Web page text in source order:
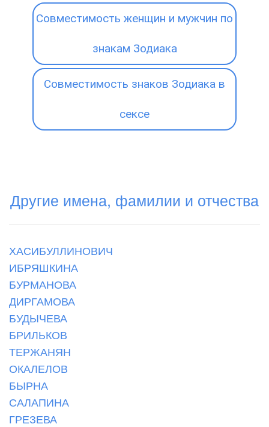
Совместимость женщин и мужчин по
знакам Зодиака
Совместимость знаков Зодиака в
сексе
Другие имена, фамилии и отчества
ХАСИБУЛЛИНОВИЧ
ИБРЯШКИНА
БУРМАНОВА
ДИРГАМОВА
БУДЫЧЕВА
БРИЛЬКОВ
ТЕРЖАНЯН
ОКАЛЕЛОВ
БЫРНА
САЛАПИНА
ГРЕЗЕВА